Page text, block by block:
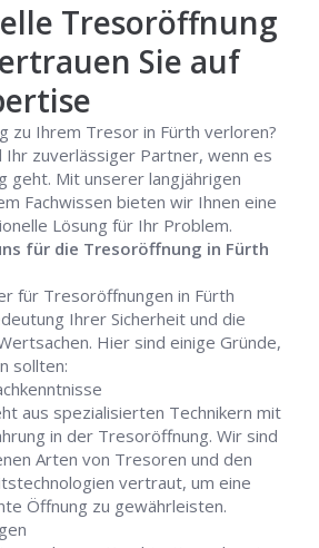
Tresoröffnung
Sie auf
zu Ihrem Tresor in Fürth verloren?
Ihr zuverlässiger Partner, wenn es
geht. Mit unserer langjährigen
Fachwissen bieten wir Ihnen eine
Lösung für Ihr Problem.
für die Tresoröffnung in Fürth
für Tresoröffnungen in Fürth
Ihrer Sicherheit und die
Hier sind einige Gründe,
sollten:
aus spezialisierten Technikern mit
in der Tresoröffnung. Wir sind
Arten von Tresoren und den
vertraut, um eine
Öffnung zu gewährleisten.